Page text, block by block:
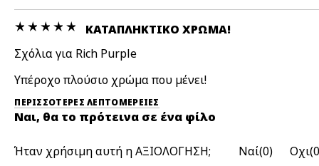
ΚΑΤΑΠΛΗΚΤΙΚΌ ΧΡΏΜΑ!
Σχόλια για Rich Purple
Υπέροχο πλούσιο χρώμα που μένει!
ΠΕΡΙΣΣΌΤΕΡΕΣ ΛΕΠΤΟΜΈΡΕΙΕΣ
Ναι, θα το πρότεινα σε ένα φίλο
Ήταν χρήσιμη αυτή η ΑΞΙΟΛΟΓΗΣΗ; 0 0